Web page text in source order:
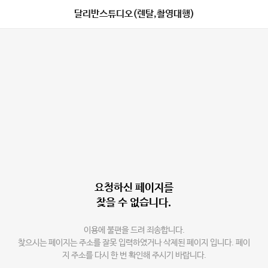
달리반스튜디오(렌탈,촬영대행)
요청하신 페이지를
찾을 수 없습니다.
이용에 불편을 드려 죄송합니다.
찾으시는 페이지는 주소를 잘못 입력하였거나 삭제된 페이지 입니다. 페이
지 주소를 다시 한 번 확인해 주시기 바랍니다.